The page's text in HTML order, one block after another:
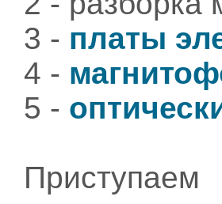
3 - платы
4 -
5 -